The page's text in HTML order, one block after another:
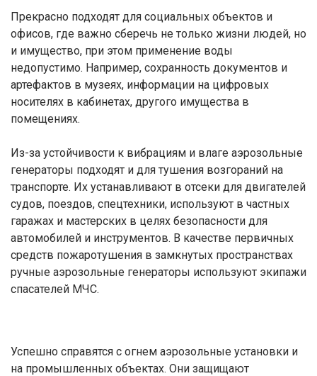
Прекрасно подходят для социальных объектов и
офисов, где важно сберечь не только жизни людей, но
и имущество, при этом применение воды
недопустимо. Например, сохранность документов и
артефактов в музеях, информации на цифровых
носителях в кабинетах, другого имущества в
помещениях.
Из-за устойчивости к вибрациям и влаге аэрозольные
генераторы подходят и для тушения возгораний на
транспорте. Их устанавливают в отсеки для двигателей
судов, поездов, спецтехники, используют в частных
гаражах и мастерских в целях безопасности для
автомобилей и инструментов. В качестве первичных
средств пожаротушения в замкнутых пространствах
ручные аэрозольные генераторы используют экипажи
спасателей МЧС.
Успешно справятся с огнем аэрозольные установки и
на промышленных объектах. Они защищают